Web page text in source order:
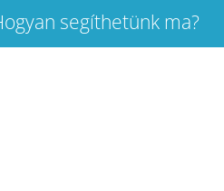
segíthetünk ma?